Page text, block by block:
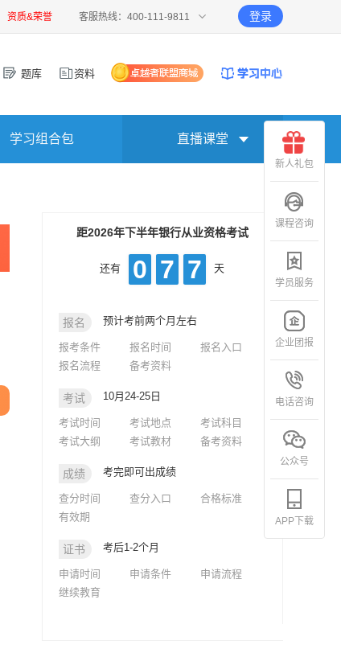
资质&荣誉 客服热线：400-111-9811 登录
题库 资料
学习组合包 直播课堂
距2026年下半年银行从业资格考试
还有 0 7 7 天
报名 预计考前两个月左右
报考条件 报名时间
报名入口
报名流程
备考资料
考试 10月24-25日
考试时间 考试地点
考试科目
考试大纲
考试教材 备考资料
成绩 考完即可出成绩
查分时间 查分入口
合格标准
有效期
证书 考后1-2个月
申请时间 申请条件
申请流程
继续教育
新人礼包
课程咨询
学员服务
企业团报
电话咨询
公众号
APP下载